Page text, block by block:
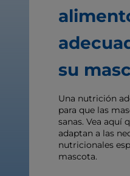
su
Una nutrición
para que las
sanas. Vea aquí
adaptan a las
nutricionales
mascota.